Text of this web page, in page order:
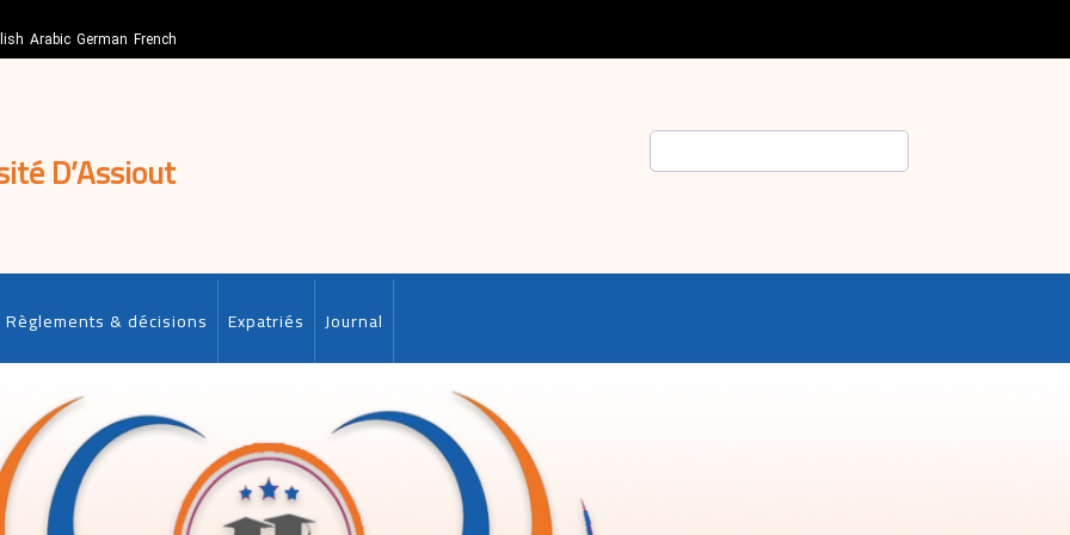
Arabic German French
D’Assiout
Règlements & décisions Expatriés Journal